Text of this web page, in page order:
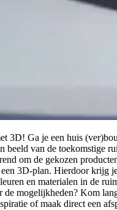
3D! Ga je een huis
beeld van de toekomstige
om de gekozen
3D-plan. Hierdoor krijg
en materialen in de
de mogelijkheden? Kom
of maak direct een